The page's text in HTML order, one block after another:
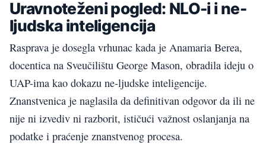
Uravnoteženi pogled: NLO-i i ne-
ljudska inteligencija
Rasprava je dosegla vrhunac kada je Anamaria Berea,
docentica na Sveučilištu George Mason, obradila ideju o
UAP-ima kao dokazu ne-ljudske inteligencije.
Znanstvenica je naglasila da definitivan odgovor da ili ne
nije ni izvediv ni razborit, ističući važnost oslanjanja na
podatke i praćenje znanstvenog procesa.